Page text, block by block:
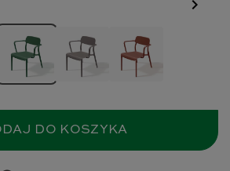
chevron_right
DO KOSZYKA